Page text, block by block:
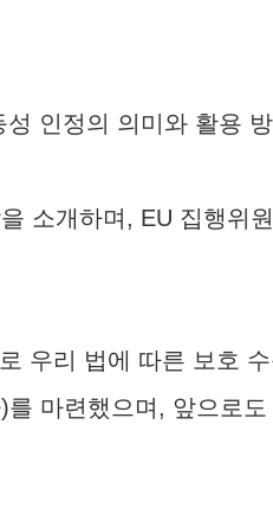
인정의 의미와 활용
소개하며, EU 집행위
우리 법에 따른 보호
마련했으며, 앞으로